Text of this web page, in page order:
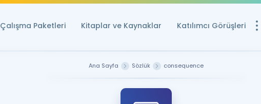
Çalışma Paketleri Kitaplar ve Kaynaklar Katılımcı Görüşleri
Ücretsiz
Ana Sayfa Sözlük consequence